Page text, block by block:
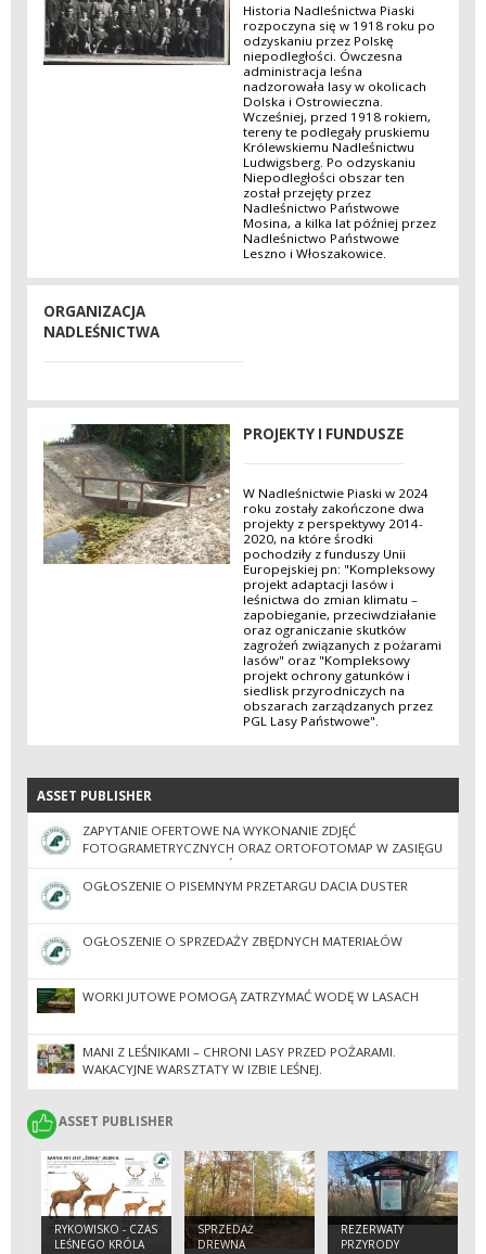
Historia Nadleśnictwa Piaski
rozpoczyna się w 1918 roku po
odzyskaniu przez Polskę
niepodległości. Ówczesna
administracja leśna
nadzorowała lasy w okolicach
Dolska i Ostrowieczna.
Wcześniej, przed 1918 rokiem,
tereny te podlegały pruskiemu
Królewskiemu Nadleśnictwu
Ludwigsberg. Po odzyskaniu
Niepodległości obszar ten
został przejęty przez
Nadleśnictwo Państwowe
Mosina, a kilka lat później przez
Nadleśnictwo Państwowe
Leszno i Włoszakowice.
ORGANIZACJA
NADLEŚNICTWA
PROJEKTY I FUNDUSZE
W Nadleśnictwie Piaski w 2024
roku zostały zakończone dwa
projekty z perspektywy 2014-
2020, na które środki
pochodziły z funduszy Unii
Europejskiej pn: "Kompleksowy
projekt adaptacji lasów i
leśnictwa do zmian klimatu –
zapobieganie, przeciwdziałanie
oraz ograniczanie skutków
zagrożeń związanych z pożarami
lasów" oraz "Kompleksowy
projekt ochrony gatunków i
siedlisk przyrodniczych na
obszarach zarządzanych przez
PGL Lasy Państwowe".
ASSET PUBLISHER
ASSET PUBLISHER
ZAPYTANIE OFERTOWE NA WYKONANIE ZDJĘĆ
FOTOGRAMETRYCZNYCH ORAZ ORTOFOTOMAP W ZASIĘGU
TERYTORIALNYM NADLEŚNICTWA PIASKI
OGŁOSZENIE O PISEMNYM PRZETARGU DACIA DUSTER
OGŁOSZENIE O SPRZEDAŻY ZBĘDNYCH MATERIAŁÓW
WORKI JUTOWE POMOGĄ ZATRZYMAĆ WODĘ W LASACH
MANI Z LEŚNIKAMI – CHRONI LASY PRZED POŻARAMI.
WAKACYJNE WARSZTATY W IZBIE LEŚNEJ.
ASSET PUBLISHER
ASSET PUBLISHER
RYKOWISKO - CZAS
LEŚNEGO KRÓLA
SPRZEDAŻ
DREWNA
REZERWATY
PRZYRODY